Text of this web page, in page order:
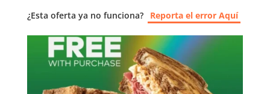
¿Esta oferta ya no funciona? Reporta el error Aquí